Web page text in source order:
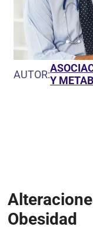
AUTOR:Y
Obesidad